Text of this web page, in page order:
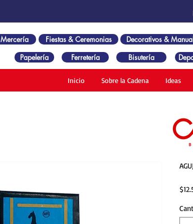
Mercería Fiestas & Ceremonias Decorativos &
Papelería
Ferretería Bisutería
Inicio Sobre la Cadena Ideas